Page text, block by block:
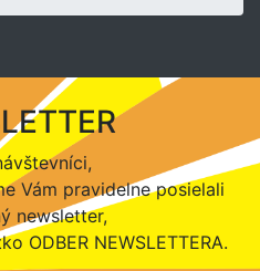
Vám pravidelne posielali
newsletter,
ODBER NEWSLETTERA.